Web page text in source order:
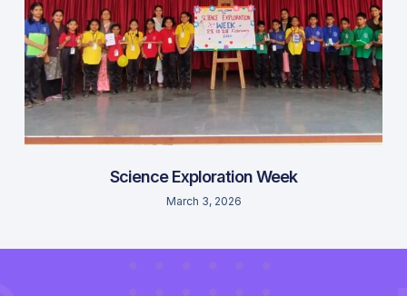
Science Exploration Week
March 3, 2026